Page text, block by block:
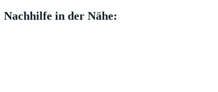
Nachhilfe in der Nähe: